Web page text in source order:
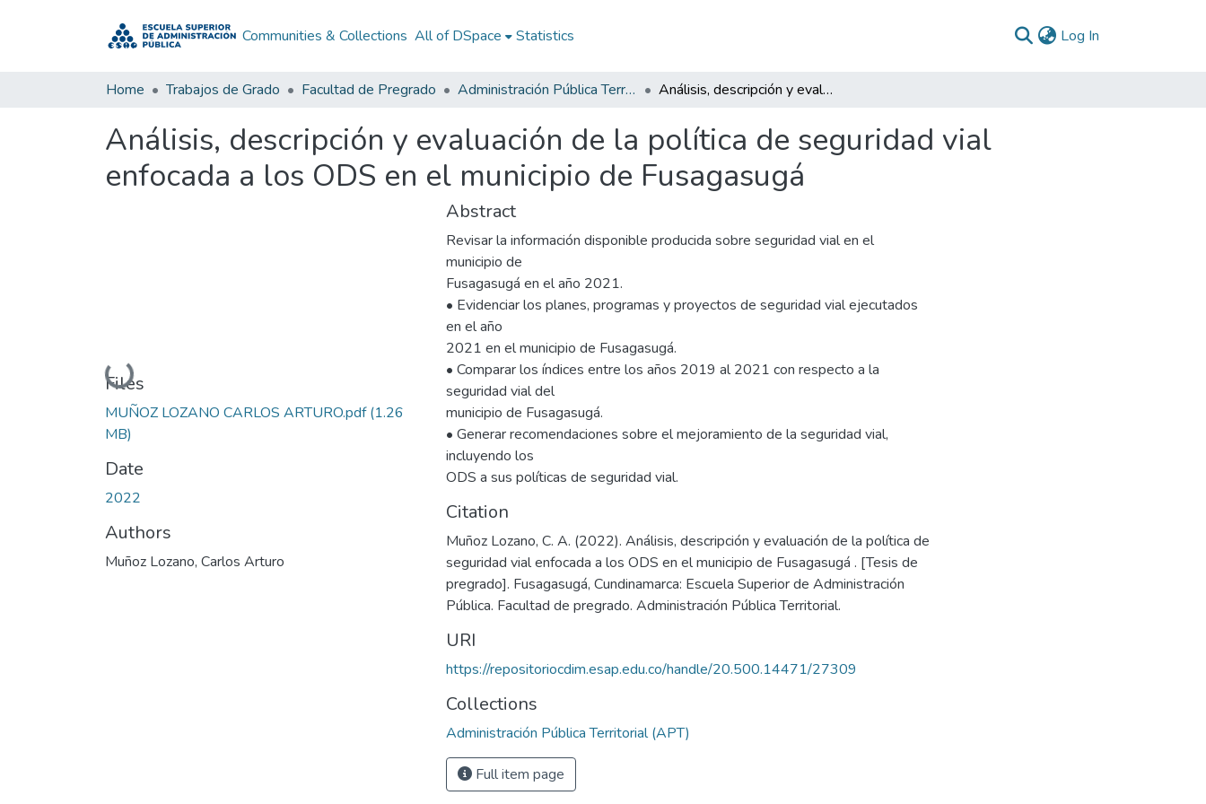
Communities & Collections All of DSpace Statistics Log In
Home Trabajos de Grado Facultad de Pregrado Administración Pública Territorial (APT) Análisis, descripción y evaluación de la política de seguridad vial enfocada a los ODS en el municipio de Fusagasugá
Análisis, descripción y evaluación de la política de seguridad vial
enfocada a los ODS en el municipio de Fusagasugá
Loading...
Files
MUÑOZ LOZANO CARLOS ARTURO.pdf(1.26
MB)
Date
2022
Authors
Muñoz Lozano, Carlos Arturo
Abstract
Revisar la información disponible producida sobre seguridad vial en el
municipio de
Fusagasugá en el año 2021.
• Evidenciar los planes, programas y proyectos de seguridad vial ejecutados
en el año
2021 en el municipio de Fusagasugá.
• Comparar los índices entre los años 2019 al 2021 con respecto a la
seguridad vial del
municipio de Fusagasugá.
• Generar recomendaciones sobre el mejoramiento de la seguridad vial,
incluyendo los
ODS a sus políticas de seguridad vial.
Citation
Muñoz Lozano, C. A. (2022). Análisis, descripción y evaluación de la política de
seguridad vial enfocada a los ODS en el municipio de Fusagasugá . [Tesis de
pregrado]. Fusagasugá, Cundinamarca: Escuela Superior de Administración
Pública. Facultad de pregrado. Administración Pública Territorial.
URI
https://repositoriocdim.esap.edu.co/handle/20.500.14471/27309
Collections
Administración Pública Territorial (APT)
Full item page